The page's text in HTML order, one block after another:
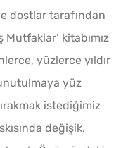
dostlar tarafından
kitabımız
yüzlerce yıldır
yüz
istediğimiz
değişik,